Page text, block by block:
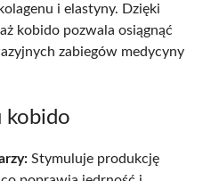
i elastyny. Dzięki
kobido pozwala osiągnąć
zabiegów medycyny
kobido
Stymuluje produkcję